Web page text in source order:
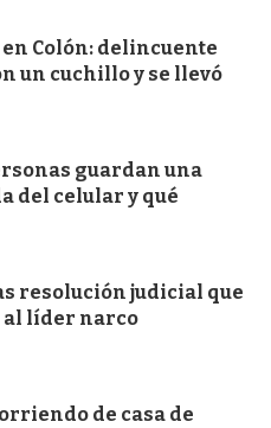
Colón: delincuente
un cuchillo y se llevó
guardan una
del celular y qué
resolución judicial que
al líder narco
de casa de